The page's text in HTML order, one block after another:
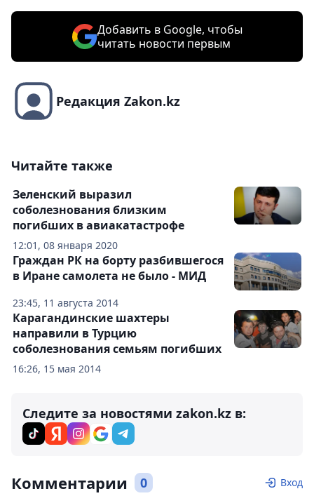
Добавить в Google, чтобы
читать новости первым
Редакция Zakon.kz
Читайте также
12:01, 08 января 2020
Зеленский выразил
соболезнования близким
погибших в авиакатастрофе
23:45, 11 августа 2014
Граждан РК на борту разбившегося
в Иране самолета не было - МИД
16:26, 15 мая 2014
Карагандинские шахтеры
направили в Турцию
соболезнования семьям погибших
Следите за новостями zakon.kz в:
Комментарии 0 Вход